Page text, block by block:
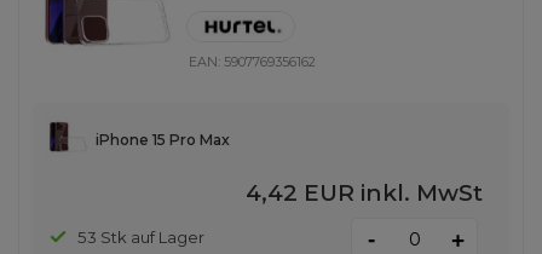
EAN: 5907769356162
iPhone 15 Pro Max
4,42 EUR inkl. MwSt
53 Stk auf Lager - +